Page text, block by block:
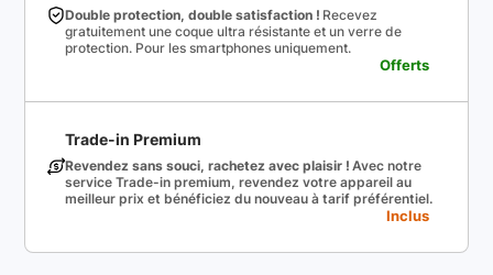
Double protection, double satisfaction ! Recevez
gratuitement une coque ultra résistante et un verre de
protection. Pour les smartphones uniquement.
Offerts
Trade-in Premium
Revendez sans souci, rachetez avec plaisir ! Avec notre
service Trade-in premium, revendez votre appareil au
meilleur prix et bénéficiez du nouveau à tarif préférentiel.
Inclus